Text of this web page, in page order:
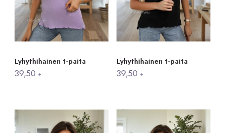
Lyhythihainen t-paita
39,50€
Lyhythihainen t-paita
39,50 €